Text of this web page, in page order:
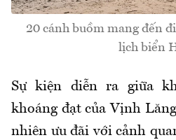
20 cánh buồm mang đến
lịch biển
Sự kiện diễn ra giữa
khoáng đạt của Vịnh
nhiên ưu đãi với cảnh